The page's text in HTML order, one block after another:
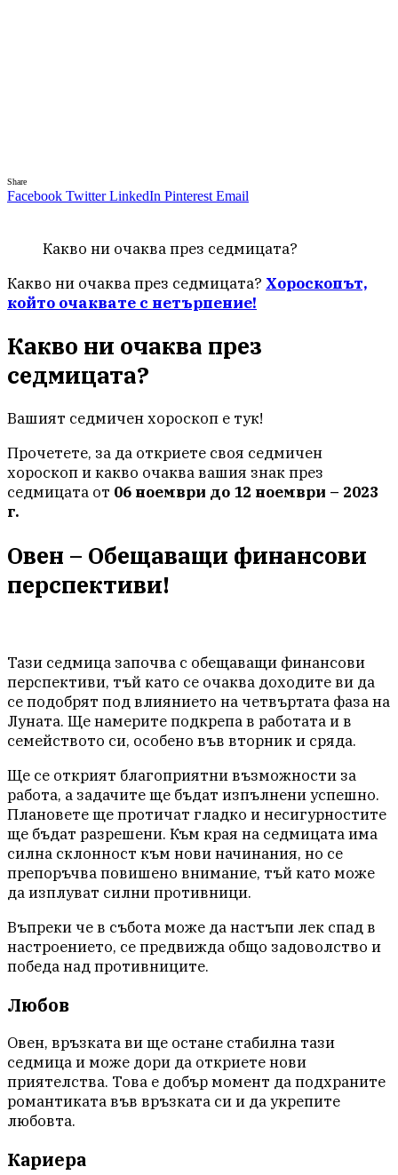
Share
Facebook Twitter LinkedIn Pinterest Email
Какво ни очаква през седмицата?
Какво ни очаква през седмицата? Хороскопът,
който очаквате с нетърпение!
Какво ни очаква през
седмицата?
Вашият седмичен хороскоп е тук!
Прочетете, за да откриете своя седмичен
хороскоп и какво очаква вашия знак през
седмицата от 06 ноември до 12 ноември – 2023
г.
Овен – Обещаващи финансови
перспективи!
Тази седмица започва с обещаващи финансови
перспективи, тъй като се очаква доходите ви да
се подобрят под влиянието на четвъртата фаза на
Луната. Ще намерите подкрепа в работата и в
семейството си, особено във вторник и сряда.
Ще се открият благоприятни възможности за
работа, а задачите ще бъдат изпълнени успешно.
Плановете ще протичат гладко и несигурностите
ще бъдат разрешени. Към края на седмицата има
силна склонност към нови начинания, но се
препоръчва повишено внимание, тъй като може
да изплуват силни противници.
Въпреки че в събота може да настъпи лек спад в
настроението, се предвижда общо задоволство и
победа над противниците.
Любов
Овен, връзката ви ще остане стабилна тази
седмица и може дори да откриете нови
приятелства. Това е добър момент да подхраните
романтиката във връзката си и да укрепите
любовта.
Кариера